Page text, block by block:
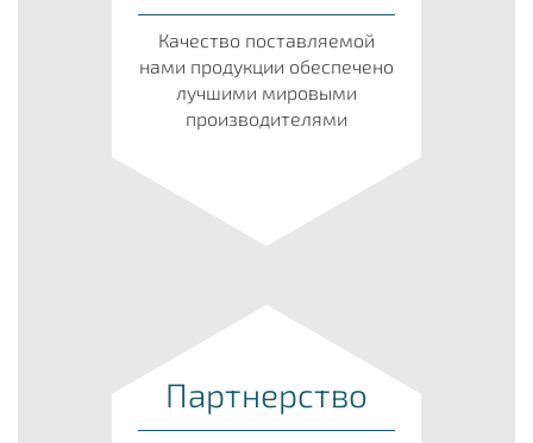
Качество поставляемой
нами продукции обеспечено
лучшими мировыми
производителями
Партнерство